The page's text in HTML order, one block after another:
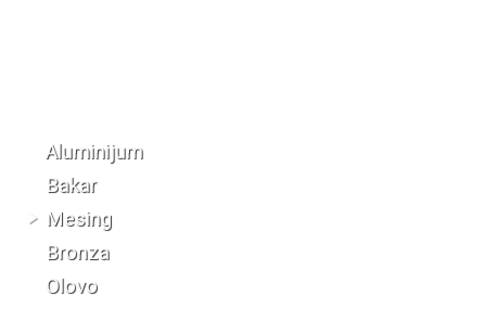
Aluminijum
Bakar
Mesing
Bronza
Olovo